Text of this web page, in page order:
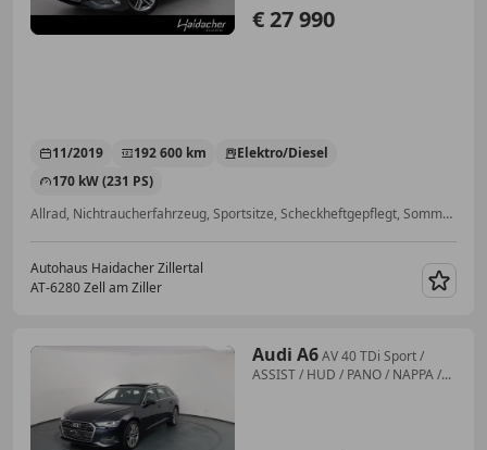
€ 27 990
11/2019 192 600 km
Elektro/Diesel
170 kW (231 PS)
Allrad, Nichtraucherfahrzeug, Sportsitze, Scheckheftgepflegt, Sommerreifen, Garantie, Einparkhilfe Rückfahrkamera, Klimaanlage
Autohaus Haidacher Zillertal
AT-6280 Zell am Ziller
Audi A6AV 40 TDi Sport /
ASSIST / HUD / PANO / NAPPA /...